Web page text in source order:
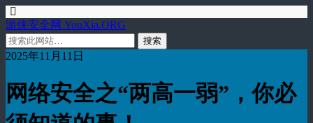
游侠安全网 YouXia.ORG
2025年11月11日
网络安全之“两高一弱”，你必